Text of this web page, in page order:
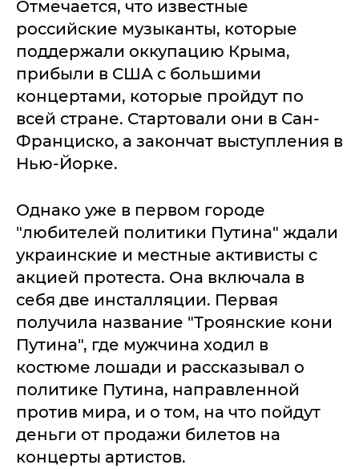
Отмечается, что известные
российские музыканты, которые
поддержали оккупацию Крыма,
прибыли в США с большими
концертами, которые пройдут по
всей стране. Стартовали они в Сан-
Франциско, а закончат выступления в
Нью-Йорке.
Однако уже в первом городе
"любителей политики Путина" ждали
украинские и местные активисты с
акцией протеста. Она включала в
себя две инсталляции. Первая
получила название "Троянские кони
Путина", где мужчина ходил в
костюме лошади и рассказывал о
политике Путина, направленной
против мира, и о том, на что пойдут
деньги от продажи билетов на
концерты артистов.